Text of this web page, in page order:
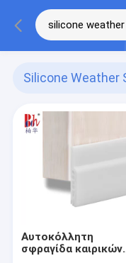
Silicone Weather
Αυτοκόλλητη
σφραγίδα καιρικών